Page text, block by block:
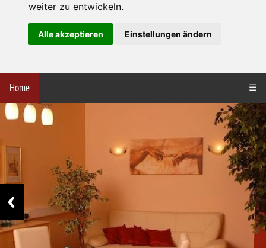
weiter zu entwickeln.
Alle akzeptieren Einstellungen ändern
Home ☰